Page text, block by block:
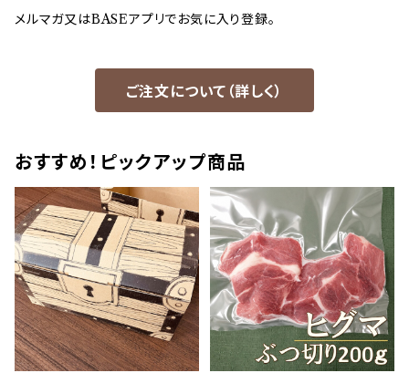
メルマガ又はBASEアプリでお気に入り登録。
ご注文について（詳しく）
おすすめ！ピックアップ商品